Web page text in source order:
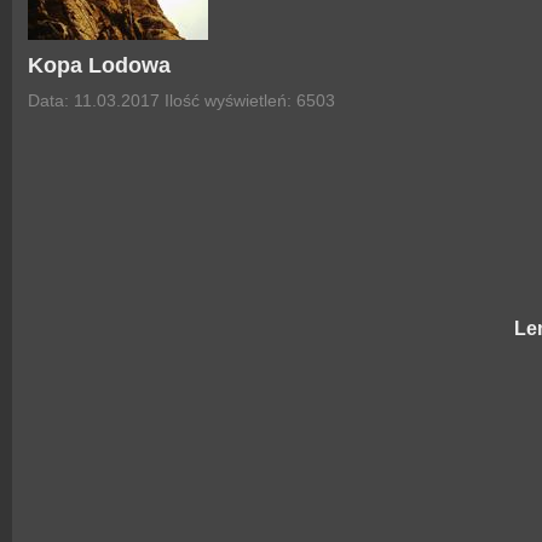
Kopa Lodowa
Data: 11.03.2017 Ilość wyświetleń: 6503